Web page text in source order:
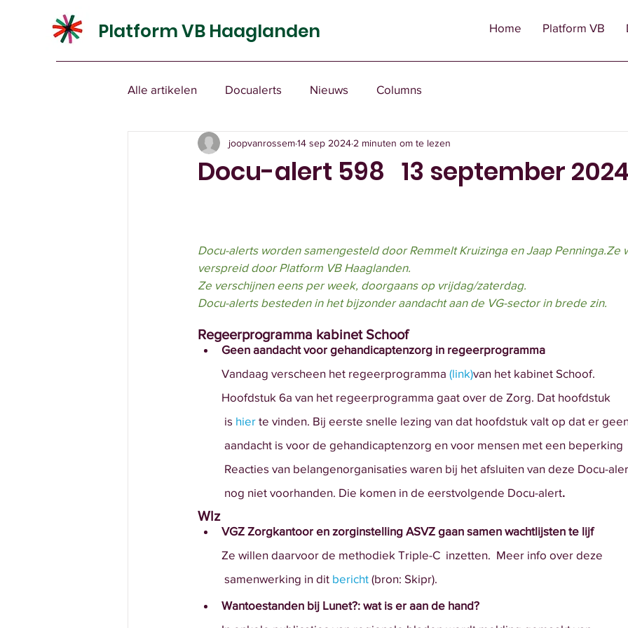
Platform VB Haaglanden Home Platform VB
Alle artikelen Docualerts Nieuws Columns
Docu-alert 598 13 september
joopvanrossem14 sep 2024 2 minuten om te lezen
Docu-alerts worden samengesteld door Remmelt Kruizinga en Jaap Penninga.Ze
verspreid door Platform VB Haaglanden.
Ze verschijnen eens per week, doorgaans op vrijdag/zaterdag.
Docu-alerts besteden in het bijzonder aandacht aan de VG-sector in brede zin.
Regeerprogramma kabinet Schoof
Geen aandacht voor gehandicaptenzorg in regeerprogramma
Vandaag verscheen het regeerprogramma (link)van het kabinet Schoof.
Hoofdstuk 6a van het regeerprogramma gaat over de Zorg. Dat hoofdstuk
is hier te vinden. Bij eerste snelle lezing van dat hoofdstuk valt op dat er
aandacht is voor de gehandicaptenzorg en voor mensen met een beperking
Reacties van belangenorganisaties waren bij het afsluiten van deze Docu-
nog niet voorhanden. Die komen in de eerstvolgende Docu-alert.
Wlz
VGZ Zorgkantoor en zorginstelling ASVZ gaan samen wachtlijsten te lijf
Ze willen daarvoor de methodiek Triple-C  inzetten.  Meer info over deze
samenwerking in dit bericht (bron: Skipr).
Wantoestanden bij Lunet?: wat is er aan de hand?